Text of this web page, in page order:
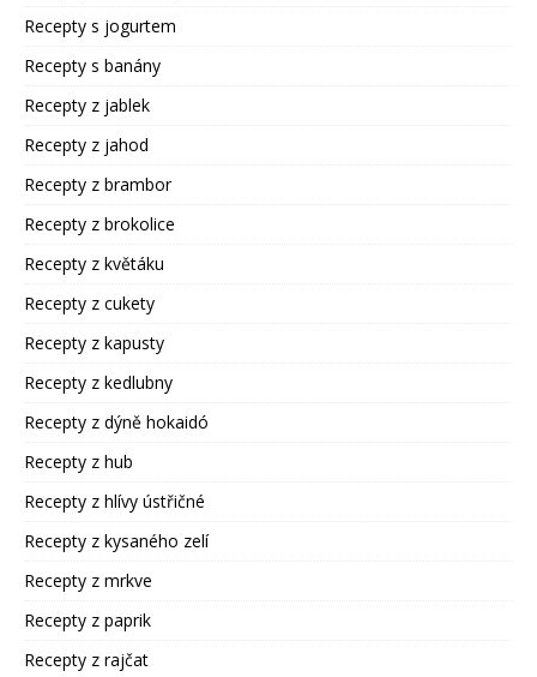
Recepty s jogurtem
Recepty s banány
Recepty z jablek
Recepty z jahod
Recepty z brambor
Recepty z brokolice
Recepty z květáku
Recepty z cukety
Recepty z kapusty
Recepty z kedlubny
Recepty z dýně hokaidó
Recepty z hub
Recepty z hlívy ústřičné
Recepty z kysaného zelí
Recepty z mrkve
Recepty z paprik
Recepty z rajčat